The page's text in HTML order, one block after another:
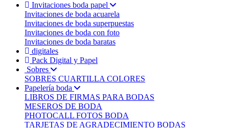
Invitaciones boda papel
Invitaciones de boda acuarela
Invitaciones de boda superpuestas
Invitaciones de boda con foto
Invitaciones de boda baratas
digitales
Pack Digital y Papel
Sobres
SOBRES CUARTILLA COLORES
Papelería boda
LIBROS DE FIRMAS PARA BODAS
MESEROS DE BODA
PHOTOCALL FOTOS BODA
TARJETAS DE AGRADECIMIENTO BODAS